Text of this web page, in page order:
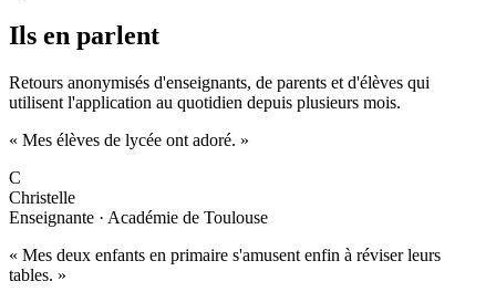
Ils en parlent
Retours anonymisés d'enseignants, de parents et d'élèves qui
utilisent l'application au quotidien depuis plusieurs mois.
« Mes élèves de lycée ont adoré. »
C
Christelle
Enseignante · Académie de Toulouse
« Mes deux enfants en primaire s'amusent enfin à réviser leurs
tables. »